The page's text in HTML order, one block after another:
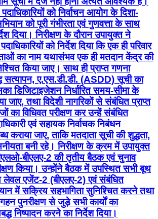
को निर्वाचन आयोग के दिशा-
को पूरी गंभीरता एवं गुणवत्ता के साथ
दिया। निरीक्षण के दौरान उपायुक्त ने
को निर्देश दिया कि एक ही परिवार
का नाम यथासंभव एक ही मतदान केंद्र की
किया जाए। साथ ही प्राप्त गणना
सत्यापन, ए.एस.डी.डी. (ASDD) सूची का
डिजिटाइजेशन निर्धारित समय-सीमा के
जाए, तथा विदेशी नागरिकों से संबंधित प्राप्त
का विधिवत परीक्षण कर उन्हें संबंधित
एवं सहायक निर्वाचक निबंधन
कराया जाए, ताकि मतदाता सूची की शुद्धता,
बनी रहे। निरीक्षण के क्रम में उपायुक्त
बीएलए-2 की तृतीय बैठक एवं चुनाव
किया। उन्होंने बैठक में उपस्थित सभी बूथ
एजेंट-2 (बीएलए-2) एवं संबंधित
में सक्रिय सहभागिता सुनिश्चित करने तथा
पुनरीक्षण से जुड़े सभी कार्यों का
निष्पादन करने का निर्देश दिया।